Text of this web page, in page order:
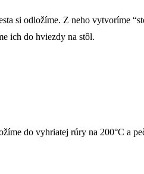
si odložíme. Z neho vytvoríme
ich do hviezdy na stôl.
do vyhriatej rúry na 200°C a